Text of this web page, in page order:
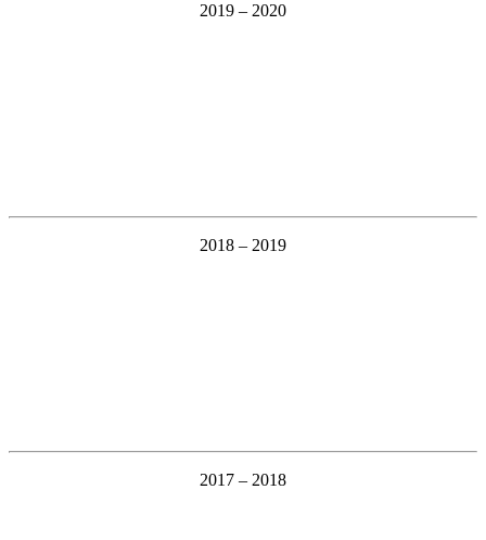
2019 – 2020
2018 – 2019
2017 – 2018